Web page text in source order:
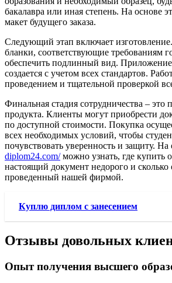
бакалавра или иная степень. На основе
макет будущего заказа.
Следующий этап включает
бланки, соответствующие требованиям
обеспечить подлинный вид.
создается с учетом всех стандартов.
проведением и тщательной проверкой
Финальная стадия сотрудничества – это
продукта. Клиенты могут приобрести
по доступной стоимости. Покупка
всех необходимых условий, чтобы
почувствовать уверенность и защиту. На
diplom24.com/можно узнать, где купить
настоящий документ недорого и сколько
проведенный нашей фирмой.
Куплю диплом с занесением
Отзывы довольных
Опыт получения высшего